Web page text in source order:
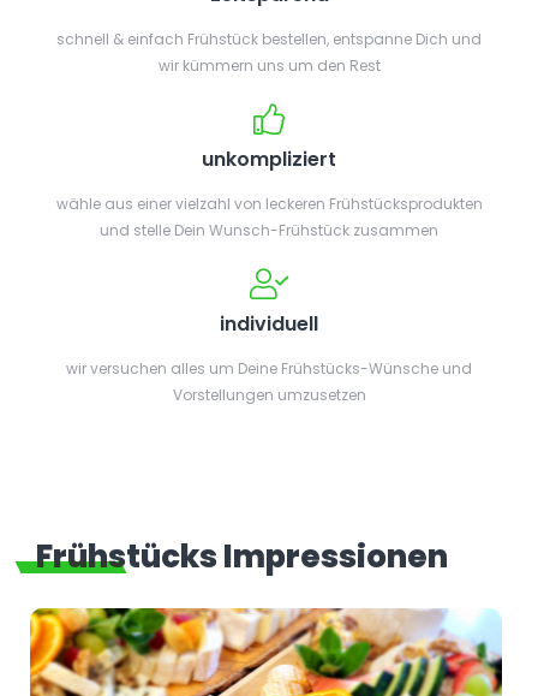
schnell & einfach Frühstück bestellen, entspanne Dich und
wir kümmern uns um den Rest
unkompliziert
wähle aus einer vielzahl von leckeren Frühstücksprodukten
und stelle Dein Wunsch-Frühstück zusammen
individuell
wir versuchen alles um Deine Frühstücks-Wünsche und
Vorstellungen umzusetzen
Frühstücks Impressionen